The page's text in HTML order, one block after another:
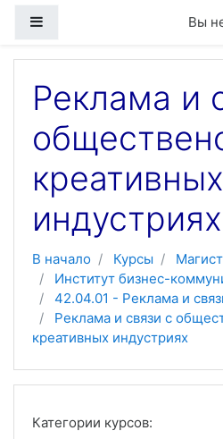
Вы
Реклама и
креативных
индустриях
В начало Курсы
Институт бизнес-
42.04.01 - Реклама и
Реклама и связи с
креативных индустриях
Категории курсов: